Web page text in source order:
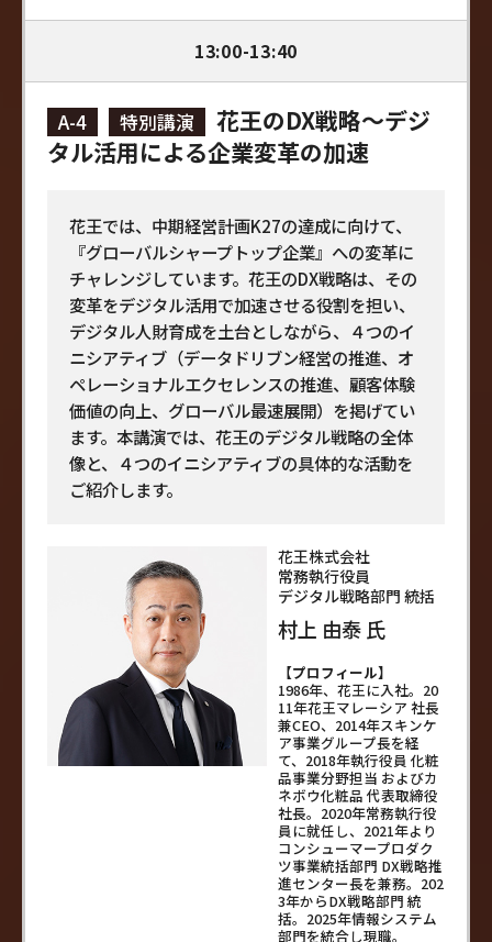
13:00-13:40
A-4 特別講演
花王のDX戦略～デジ
タル活用による企業変革の加速
花王では、中期経営計画K27の達成に向けて、
『グローバルシャープトップ企業』への変革に
チャレンジしています。花王のDX戦略は、その
変革をデジタル活用で加速させる役割を担い、
デジタル人財育成を土台としながら、４つのイ
ニシアティブ（データドリブン経営の推進、オ
ペレーショナルエクセレンスの推進、顧客体験
価値の向上、グローバル最速展開）を掲げてい
ます。本講演では、花王のデジタル戦略の全体
像と、４つのイニシアティブの具体的な活動を
ご紹介します。
花王株式会社
常務執行役員
デジタル戦略部門 統括
村上 由泰 氏
【プロフィール】
1986年、花王に入社。20
11年花王マレーシア 社長
兼CEO、2014年スキンケ
ア事業グループ長を経
て、2018年執行役員 化粧
品事業分野担当 およびカ
ネボウ化粧品 代表取締役
社長。2020年常務執行役
員に就任し、2021年より
コンシューマープロダク
ツ事業統括部門 DX戦略推
進センター長を兼務。202
3年からDX戦略部門 統
括。2025年情報システム
部門を統合し現職。